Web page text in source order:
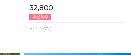
32,800
F(44-77)